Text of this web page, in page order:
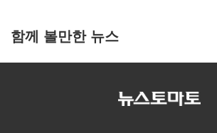
함께 볼만한 뉴스